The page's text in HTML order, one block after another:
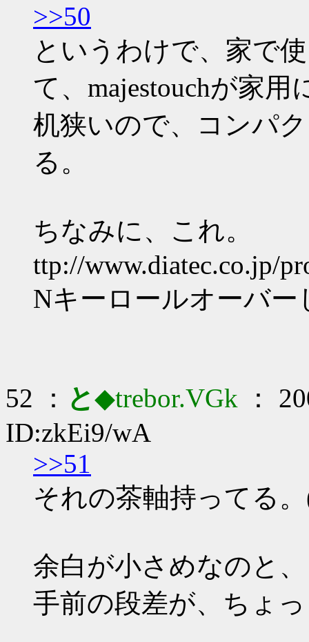
>>50
というわけで、家で
て、majestouchが家用
机狭いので、コンパ
る。
ちなみに、これ。
ttp://www.diatec.co.jp/
Nキーロールオーバー
52 ： と◆trebor.VGk ：
ID:zkEi9/wA
>>51
それの茶軸持ってる
余白が小さめなのと、
手前の段差が、ちょ